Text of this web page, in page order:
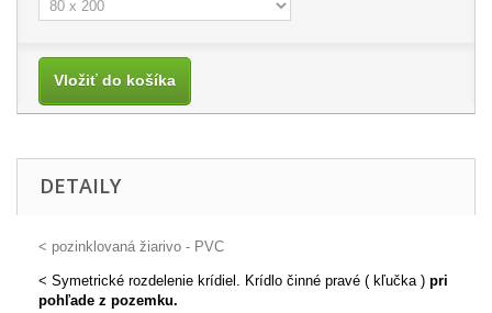
Vložiť do košíka
DETAILY
< pozinklovaná žiarivo - PVC
< Symetrické rozdelenie krídiel. Krídlo činné pravé ( kľučka ) pri
pohľade z pozemku.